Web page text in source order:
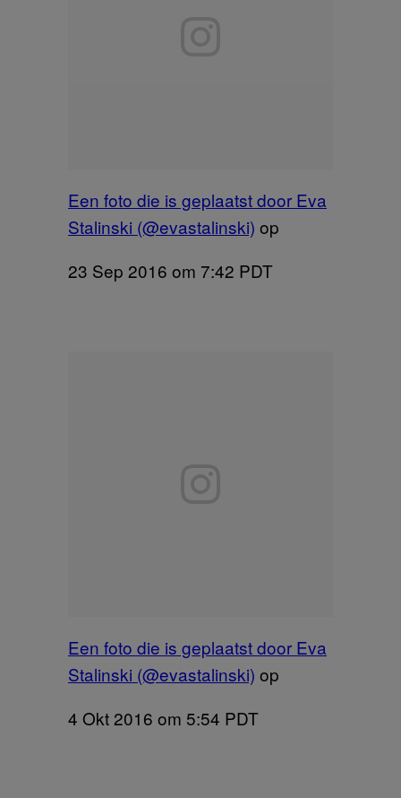
Een foto die is geplaatst door Eva
Stalinski (@evastalinski) op
23 Sep 2016 om 7:42 PDT
Een foto die is geplaatst door Eva
Stalinski (@evastalinski) op
4 Okt 2016 om 5:54 PDT